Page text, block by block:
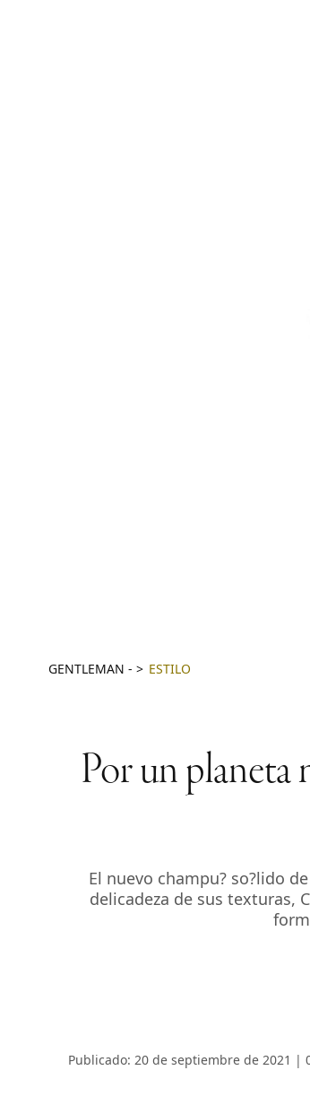
GENTLEMAN - ESTILO
Por un planeta
El nuevo champu? so?lido
delicadeza de sus texturas,
Publicado: 20 de septiembre de 2021 |